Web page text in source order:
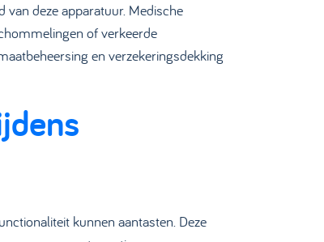
van deze apparatuur. Medische
of verkeerde
en verzekeringsdekking
kunnen aantasten. Deze